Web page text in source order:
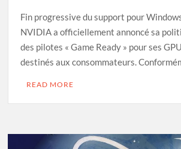
Fin progressive du support pour
NVIDIA a officiellement annoncé sa
des pilotes « Game Ready » pour ses
destinés aux consommateurs.
READ MORE